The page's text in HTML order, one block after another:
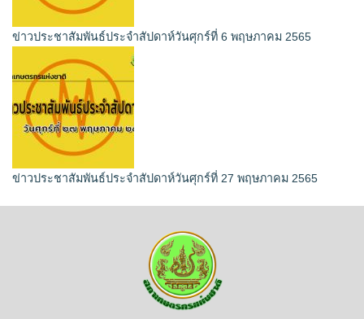
ข่าวประชาสัมพันธ์ประจำสัปดาห์วันศุกร์ที่ 6 พฤษภาคม 2565
ข่าวประชาสัมพันธ์ประจำสัปดาห์วันศุกร์ที่ 27 พฤษภาคม 2565